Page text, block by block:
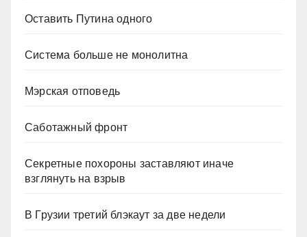
Оставить Путина одного
Система больше не монолитна
Мэрская отповедь
Саботажный фронт
Секретные похороны заставляют иначе
взглянуть на взрыв
В Грузии третий блэкаут за две недели